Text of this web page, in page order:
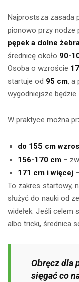
Najprostsza zasada
pionowo przy nodze
pępek a dolne
średnicę około 90-
Osoba o wzroście
startuje od 95 cm, a
wygodniejsze będzie
W praktyce można
do 155 cm
156-170 cm –
171 cm i więcej
To zakres startowy,
służyć do nauki od
widełek. Jeśli celem
albo tricki, średnica
Obręcz dla
sięgać co